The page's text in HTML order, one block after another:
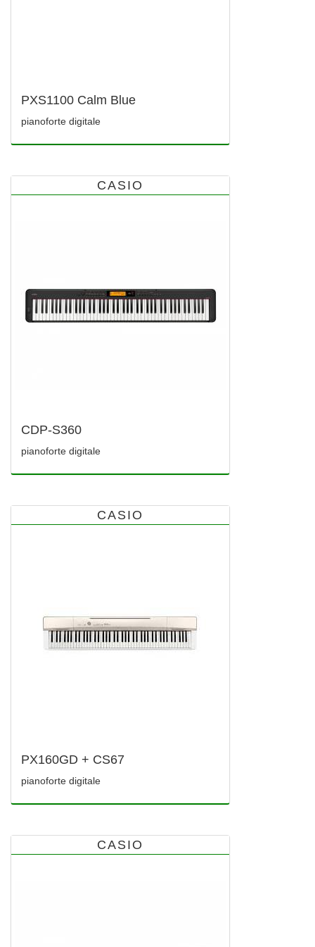
PXS1100 Calm Blue
pianoforte digitale
CASIO
CDP-S360
pianoforte digitale
CASIO
PX160GD + CS67
pianoforte digitale
CASIO